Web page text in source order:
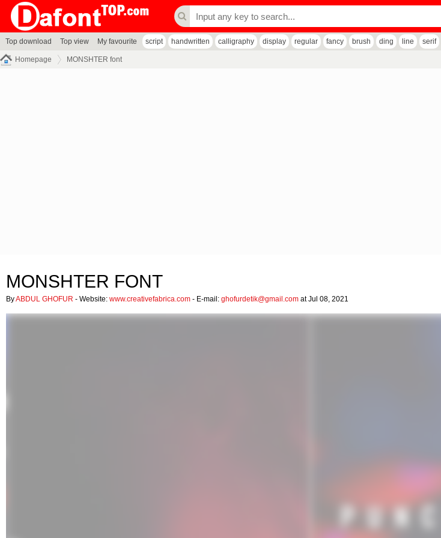
Top download Top view My favourite script handwritten calligraphy display regular fancy brush ding line serif
Homepage MONSHTER font
MONSHTER FONT
ByABDUL GHOFUR - Website: www.creativefabrica.com - E-mail: ghofurdetik@gmail.com at Jul 08, 2021